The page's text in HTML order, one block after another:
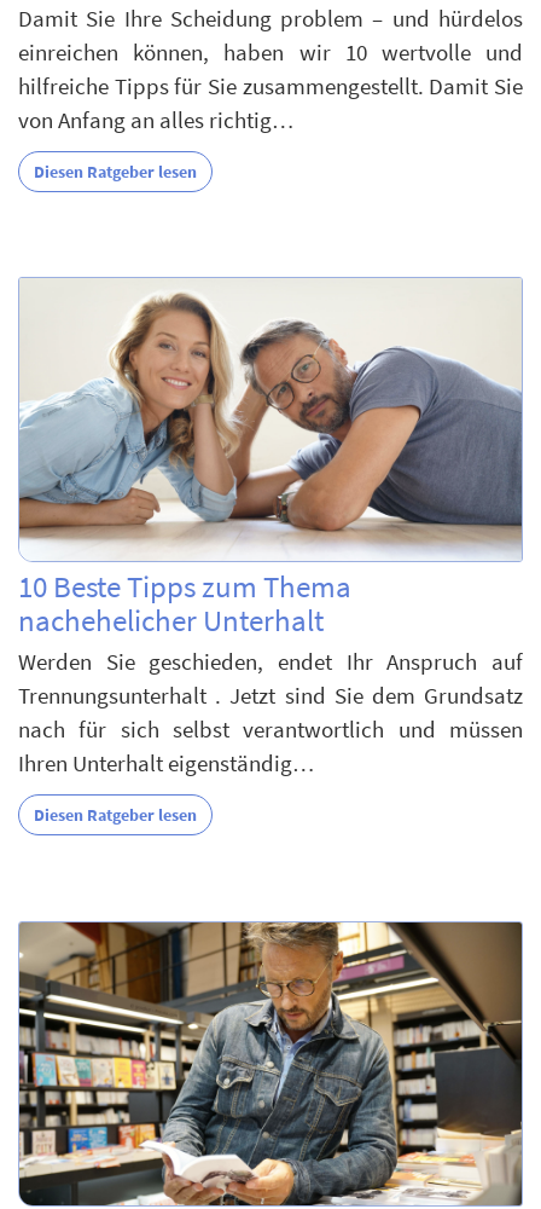
Damit Sie Ihre Scheidung problem – und hürdelos
einreichen können, haben wir 10 wertvolle und
hilfreiche Tipps für Sie zusammengestellt. Damit Sie
von Anfang an alles richtig…
Diesen Ratgeber lesen
10 Beste Tipps zum Thema
nachehelicher Unterhalt
Werden Sie geschieden, endet Ihr Anspruch auf
Trennungsunterhalt . Jetzt sind Sie dem Grundsatz
nach für sich selbst verantwortlich und müssen
Ihren Unterhalt eigenständig…
Diesen Ratgeber lesen